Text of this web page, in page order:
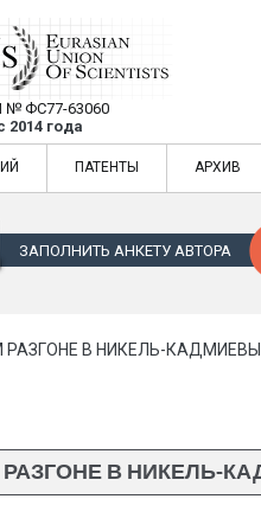
—
№ ФС77-63060
2014 года
научных статей в
ПАТЕНТЫ АРХИВ
ЗАПОЛНИТЬ АНКЕТУ АВТОРА
В НИКЕЛЬ-
В НИКЕЛЬ-